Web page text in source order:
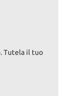
Tutela il tuo